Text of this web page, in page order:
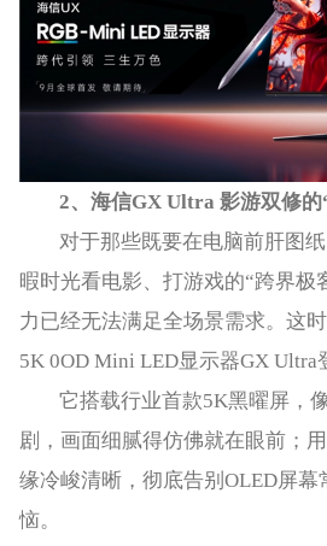
2、海信GX Ultra影游双修的
对于那些既要在电脑前肝图
暇时光看电影、打游戏的“跨界极
力已经无法满足全场景需求。这
5K 0OD Mini LED显示器GX Ultra
它搭载行业首款5K黑曜屏，
剧，画面细腻得仿佛就在眼前；
缘冷峻清晰，彻底告别OLED屏幕
恼。